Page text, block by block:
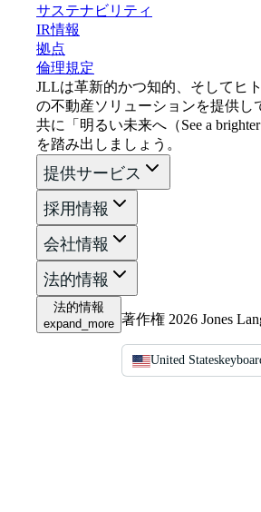
サステナビリティ
IR情報
拠点
倫理規定
JLLは革新的かつ知的、そしてヒ
の不動産ソリューションを提供し
共に「明るい未来へ（See a
を踏み出しましょう。
提供サービス
採用情報
会社情報
法的情報
法的情報
expand_more 著作権 2026 Jones
United States